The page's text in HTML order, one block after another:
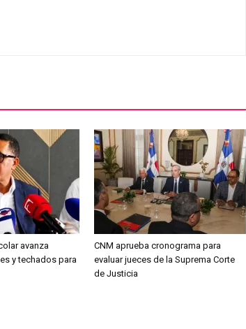
avanza
y techados para
CNM aprueba cronograma para
evaluar jueces de la Suprema Corte
de Justicia